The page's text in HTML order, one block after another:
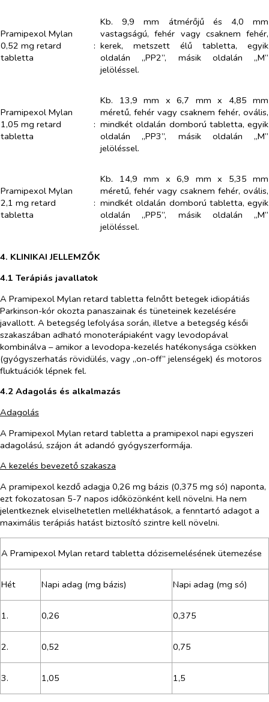
Pramipexol Mylan
0,52 mg retard
tabletta
:
Kb. 9,9 mm átmérőjű és 4,0 mm
vastagságú, fehér vagy csaknem fehér,
kerek, metszett élű tabletta, egyik
oldalán „PP2”, másik oldalán „M”
jelöléssel.
Pramipexol Mylan
1,05 mg retard
tabletta
:
Kb. 13,9 mm x 6,7 mm x 4,85 mm
méretű, fehér vagy csaknem fehér, ovális,
mindkét oldalán domború tabletta, egyik
oldalán „PP3”, másik oldalán „M”
jelöléssel.
Pramipexol Mylan
2,1 mg retard
tabletta
:
Kb. 14,9 mm x 6,9 mm x 5,35 mm
méretű, fehér vagy csaknem fehér, ovális,
mindkét oldalán domború tabletta, egyik
oldalán „PP5”, másik oldalán „M”
jelöléssel.
4. KLINIKAI JELLEMZŐK
4.1 Terápiás javallatok
A Pramipexol Mylan retard tabletta felnőtt betegek idiopátiás
Parkinson-kór okozta panaszainak és tüneteinek kezelésére
javallott. A betegség lefolyása során, illetve a betegség késői
szakaszában adható monoterápiaként vagy levodopával
kombinálva – amikor a levodopa-kezelés hatékonysága csökken
(gyógyszerhatás rövidülés, vagy „on-off” jelenségek) és motoros
fluktuációk lépnek fel.
4.2 Adagolás és alkalmazás
Adagolás
A Pramipexol Mylan retard tabletta a pramipexol napi egyszeri
adagolású, szájon át adandó gyógyszerformája.
A kezelés bevezető szakasza
A pramipexol kezdő adagja 0,26 mg bázis (0,375 mg só) naponta,
ezt fokozatosan 5-7 napos időközönként kell növelni. Ha nem
jelentkeznek elviselhetetlen mellékhatások, a fenntartó adagot a
maximális terápiás hatást biztosító szintre kell növelni.
A Pramipexol Mylan retard tabletta dózisemelésének ütemezése
Hét Napi adag (mg bázis) Napi adag (mg só)
1. 0,26 0,375
2. 0,52 0,75
3. 1,05 1,5